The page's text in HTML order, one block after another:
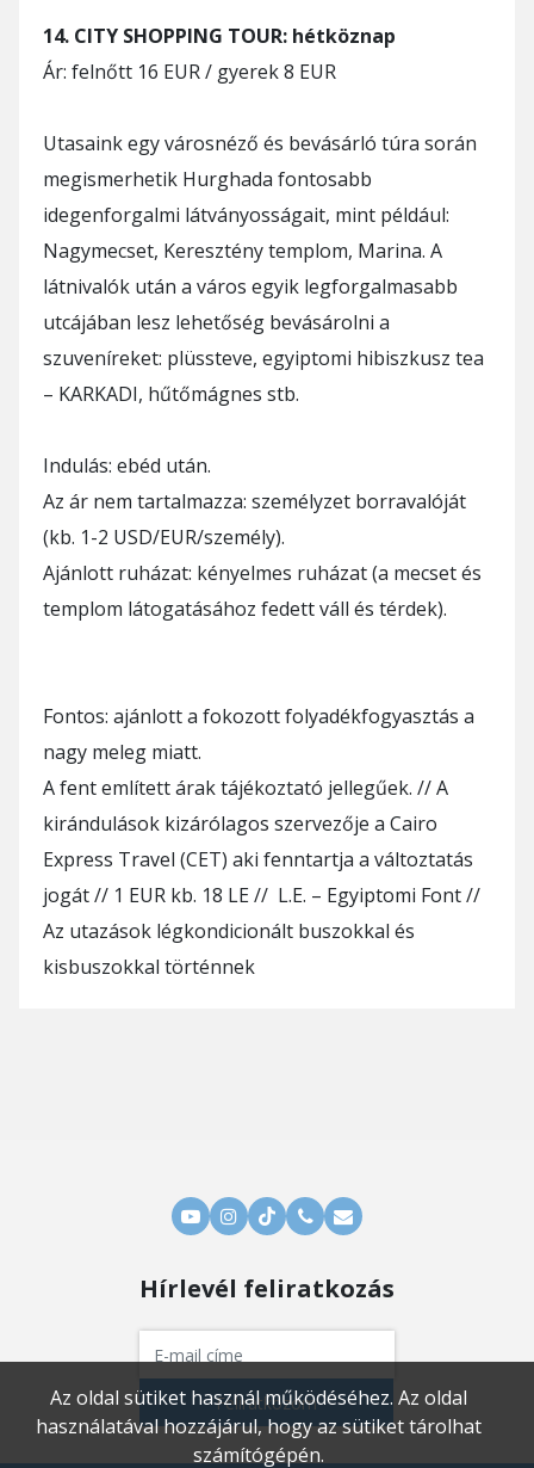
14. CITY SHOPPING TOUR: hétköznap
Ár: felnőtt 16 EUR / gyerek 8 EUR
Utasaink egy városnéző és bevásárló túra során
megismerhetik Hurghada fontosabb
idegenforgalmi látványosságait, mint például:
Nagymecset, Keresztény templom, Marina. A
látnivalók után a város egyik legforgalmasabb
utcájában lesz lehetőség bevásárolni a
szuveníreket: plüssteve, egyiptomi hibiszkusz tea
– KARKADI, hűtőmágnes stb.
Indulás: ebéd után.
Az ár nem tartalmazza: személyzet borravalóját
(kb. 1-2 USD/EUR/személy).
Ajánlott ruházat: kényelmes ruházat (a mecset és
templom látogatásához fedett váll és térdek).
Fontos: ajánlott a fokozott folyadékfogyasztás a
nagy meleg miatt.
A fent említett árak tájékoztató jellegűek. // A
kirándulások kizárólagos szervezője a Cairo
Express Travel (CET) aki fenntartja a változtatás
jogát // 1 EUR kb. 18 LE // L.E. – Egyiptomi Font //
Az utazások légkondicionált buszokkal és
kisbuszokkal történnek
Hírlevél feliratkozás
Feliratkozom
Az oldal sütiket használ működéséhez. Az oldal
használatával hozzájárul, hogy az sütiket tárolhat
számítógépén.